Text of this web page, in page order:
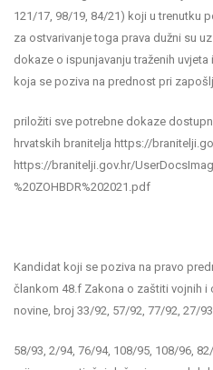
121/17, 98/19, 84/21) koji u trenutku
za ostvarivanje toga prava dužni su
dokaze o ispunjavanju traženih
koja se poziva na prednost pri
priložiti sve potrebne dokaze
hrvatskih branitelja https://
https://branitelji.gov.hr/
%20ZOHBDR%202021.pdf
Kandidat koji se poziva na pravo
člankom 48.f Zakona o zaštiti vojnih i
novine, broj 33/92, 57/92, 77/92, 27/
58/93, 2/94, 76/94, 108/95, 108/96,